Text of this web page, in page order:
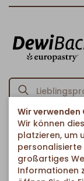
Startseite Brote &
Zurück zur
Wir verwenden
Wir können
platzieren, um
personalisierte
großartiges
Informationen